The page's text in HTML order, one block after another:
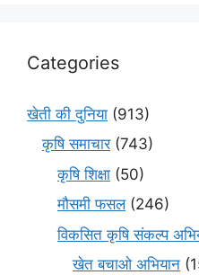
Categories
खेती की दुनिया (913)
कृषि समाचार(743)
कृषि शिक्षा (50)
मौसमी फसल(246)
विकसित कृषि संकल्प
खेत बचाओ अभियान